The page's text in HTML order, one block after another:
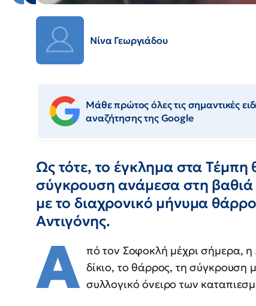
Νίνα Γεωργιάδου
Μάθε πρώτος όλες τις σημαντικές
αναζήτησης της Google
Ως τότε, το έγκλημα στα Τέμπη
σύγκρουση ανάμεσα στη βαθιά
με το διαχρονικό μήνυμα
Αντιγόνης.
Α πό τον Σοφοκλή μέχρι σήμερα, η
δίκιο, το θάρρος, τη σύγκρουση
συλλογικό όνειρο των